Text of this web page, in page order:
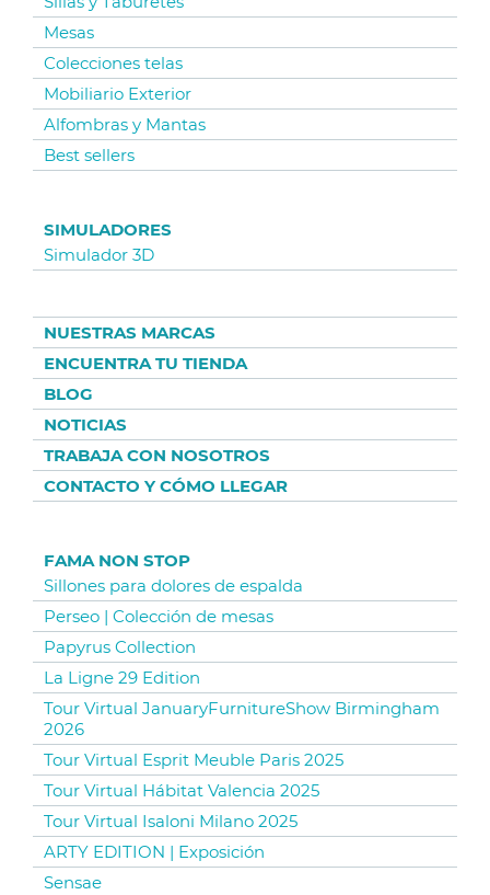
Mesas
Colecciones telas
Mobiliario Exterior
Alfombras y Mantas
Best sellers
SIMULADORES
Simulador 3D
NUESTRAS MARCAS
ENCUENTRA TU TIENDA
BLOG
NOTICIAS
TRABAJA CON NOSOTROS
CONTACTO Y CÓMO LLEGAR
FAMA NON STOP
Sillones para dolores de espalda
Perseo | Colección de mesas
Papyrus Collection
La Ligne 29 Edition
Tour Virtual JanuaryFurnitureShow Birmingham
2026
Tour Virtual Esprit Meuble Paris 2025
Tour Virtual Hábitat Valencia 2025
Tour Virtual Isaloni Milano 2025
ARTY EDITION | Exposición
Sensae